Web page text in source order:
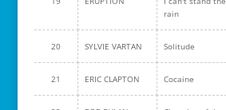
rain
20 SYLVIE VARTAN Solitude
21 ERIC CLAPTON Cocaine